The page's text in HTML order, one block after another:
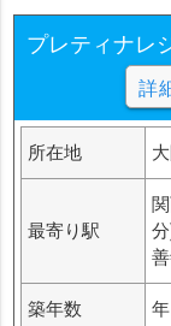
プレティナレ
詳
所在地
最寄り駅
築年数 年